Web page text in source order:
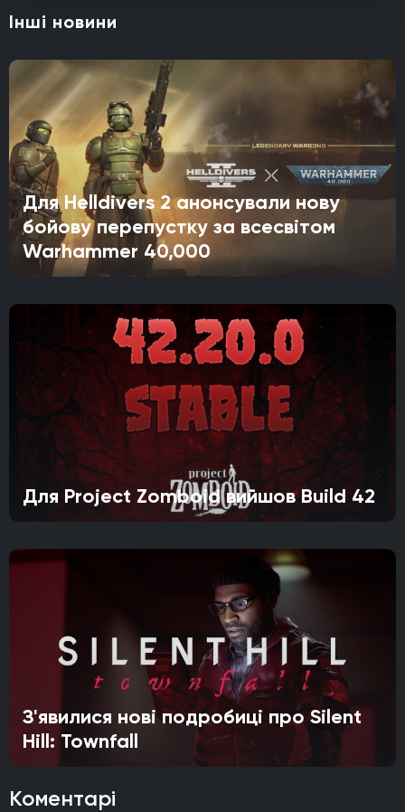
Інші новини
Для Helldivers 2 анонсували нову
бойову перепустку за всесвітом
Warhammer 40,000
Для Project Zomboid вийшов Build 42
З'явилися нові подробиці про Silent
Hill: Townfall
Коментарі